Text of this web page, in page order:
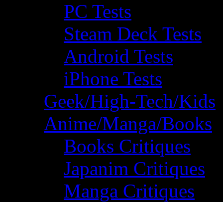
PC Tests
Steam Deck Tests
Android Tests
iPhone Tests
Geek/High-Tech/Kids
Anime/Manga/Books
Books Critiques
Japanim Critiques
Manga Critiques